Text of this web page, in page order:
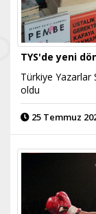
TYS'de yeni
Türkiye Yazarlar
oldu
25 Temmuz